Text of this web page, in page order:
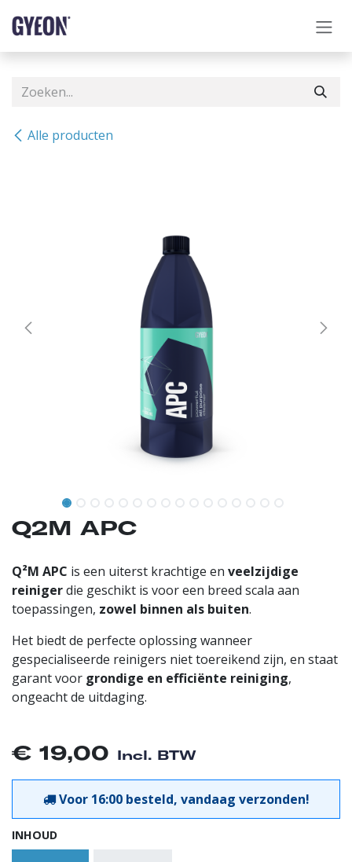
Alle producten
Q2M APC
Q²M APC is een uiterst krachtige en veelzijdige
reinigerdie geschikt is voor een breed scala aan
toepassingen, zowel binnen als buiten.
Het biedt de perfecte oplossing wanneer
gespecialiseerde reinigers niet toereikend zijn, en staat
garant voor grondige en efficiënte reiniging,
ongeacht de uitdaging.
€ 19,00 Incl. BTW
Voor 16:00 besteld, vandaag verzonden!
INHOUD